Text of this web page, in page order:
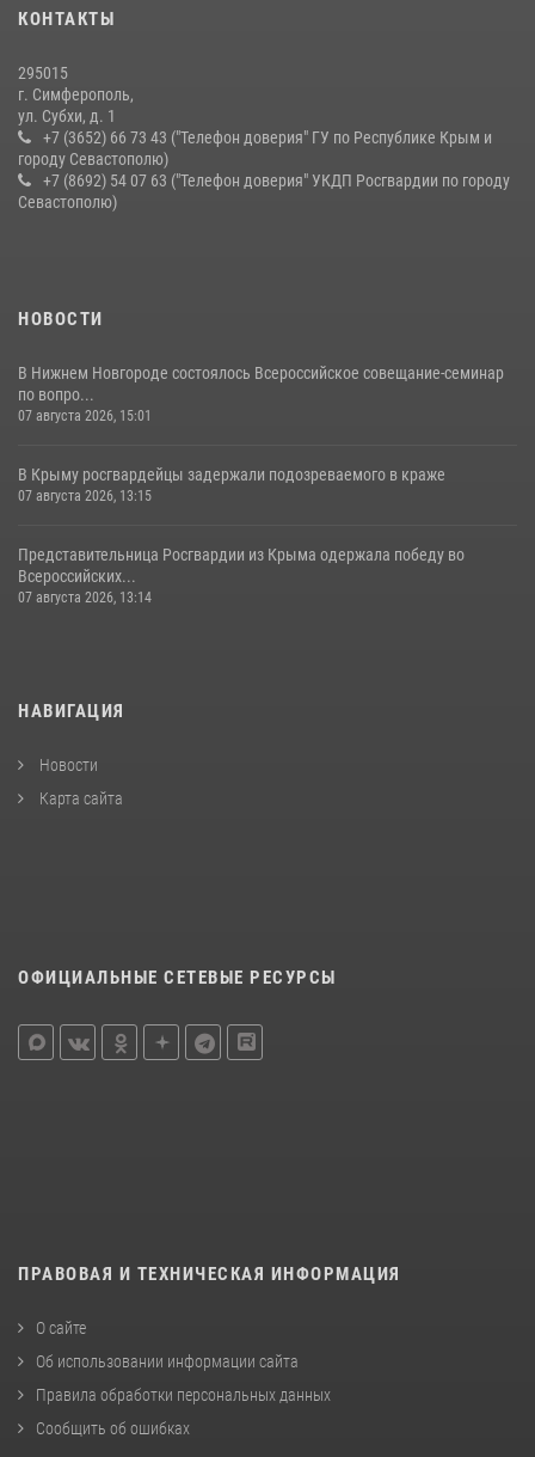
10 июля 2026, 15:10
КОНТАКТЫ
295015
г. Симферополь,
ул. Субхи, д. 1
+7 (3652) 66 73 43 ("Телефон доверия" ГУ по Республике Крым и
городу Севастополю)
+7 (8692) 54 07 63 ("Телефон доверия" УКДП Росгвардии по городу
Севастополю)
НОВОСТИ
В Нижнем Новгороде состоялось Всероссийское совещание-семинар
по вопро...
07 августа 2026, 15:01
В Крыму росгвардейцы задержали подозреваемого в краже
07 августа 2026, 13:15
Представительница Росгвардии из Крыма одержала победу во
Всероссийских...
07 августа 2026, 13:14
НАВИГАЦИЯ
Новости
Карта сайта
ОФИЦИАЛЬНЫЕ СЕТЕВЫЕ РЕСУРСЫ
ПРАВОВАЯ И ТЕХНИЧЕСКАЯ ИНФОРМАЦИЯ
О сайте
Об использовании информации сайта
Правила обработки персональных данных
Сообщить об ошибках